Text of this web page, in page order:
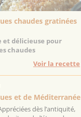
chaudes gratinées
et délicieuse pour
chaudes
Voir la recette
et de Méditerranée
dès l’antiquité,